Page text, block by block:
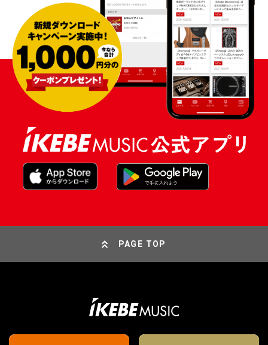
PAGE TOP